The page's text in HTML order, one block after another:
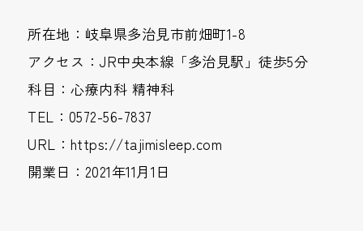
所在地：岐阜県多治見市前畑町1-8
アクセス：JR中央本線「多治見駅」徒歩5分
科目：心療内科 精神科
TEL：0572-56-7837
URL： https://tajimisleep.com
開業日：2021年11月1日